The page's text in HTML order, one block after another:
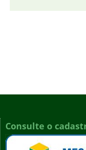
Consulte o